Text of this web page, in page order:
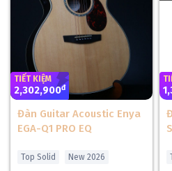
TIẾT KIỆM
2,302,900đ
Đàn Guitar Acoustic Enya
EGA-Q1 PRO EQ
Top Solid New 2026